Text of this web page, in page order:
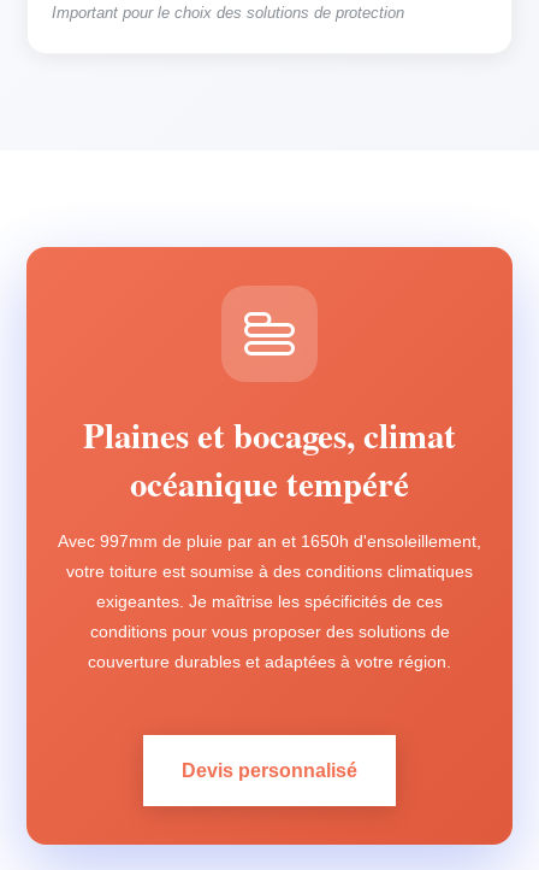
Important pour le choix des solutions de protection
Plaines et bocages, climat
océanique tempéré
Avec 997mm de pluie par an et 1650h d'ensoleillement,
votre toiture est soumise à des conditions climatiques
exigeantes. Je maîtrise les spécificités de ces
conditions pour vous proposer des solutions de
couverture durables et adaptées à votre région.
Devis personnalisé